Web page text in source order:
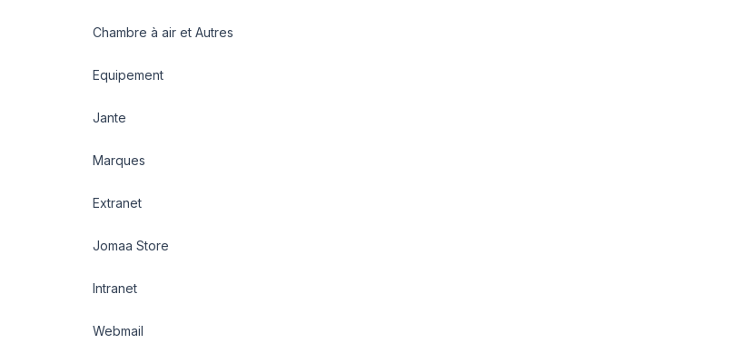
Chambre à air et Autres
Equipement
Jante
Marques
Extranet
Jomaa Store
Intranet
Webmail